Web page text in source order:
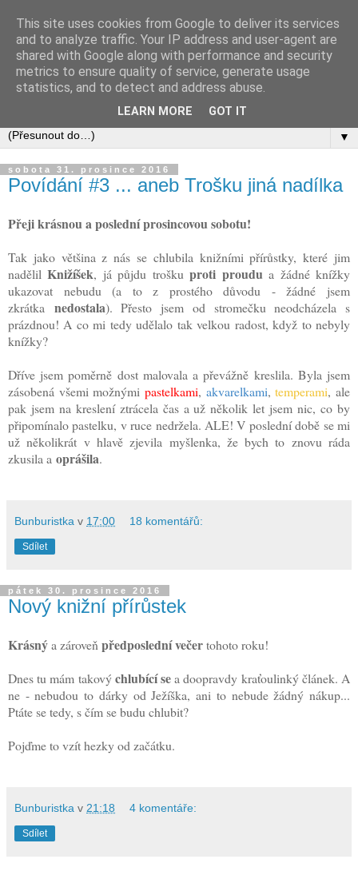
▼
sobota 31. prosince 2016
Povídání #3 ... aneb Trošku jiná nadílka
Přeji krásnou a poslední prosincovou sobotu!
Tak jako většina z nás se chlubila knižními přírůstky, které jim
nadělilKnižíšek, já půjdu troškuproti proudu a žádné knížky
ukazovat nebudu (a to z prostého důvodu - žádné jsem
zkrátka nedostala). Přesto jsem od stromečku neodcházela s
prázdnou! A co mi tedy udělalo tak velkou radost, když to nebyly
knížky?
Dříve jsem poměrně dost malovala a převážně kreslila. Byla jsem
zásobená všemi možnými pastelkami, akvarelkami,temperami, ale
pak jsem na kreslení ztrácela čas a už několik let jsem nic, co by
připomínalo pastelku, v ruce nedržela. ALE! V poslední době se mi
už několikrát v hlavě zjevila myšlenka, že bych to znovu ráda
zkusila a oprášila.
Bunburistka v 17:00 18 komentářů:
Sdílet
pátek 30. prosince 2016
Nový knižní přírůstek
Krásnýa zároveň předposlední večertohoto roku!
Dnes tu mám takovýchlubící sea doopravdy kraťoulinký článek. A
ne - nebudou to dárky od Ježíška, ani to nebude žádný nákup...
Ptáte se tedy, s čím se budu chlubit?
Pojďme to vzít hezky od začátku.
Bunburistka v 21:18 4 komentáře:
Sdílet
This site uses cookies from Google to deliver its services
and to analyze traffic. Your IP address and user-agent are
shared with Google along with performance and security
metrics to ensure quality of service, generate usage
statistics, and to detect and address abuse.
LEARN MORE GOT IT